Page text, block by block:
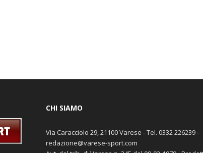
CHI SIAMO
Via Caracciolo 29, 21100 Varese - Tel. 0332 226239 -
redazione@varese-sport.com